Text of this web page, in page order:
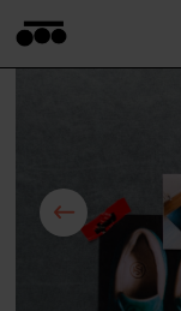
DECKEN
SCHLAFEN
BETTBEZUG